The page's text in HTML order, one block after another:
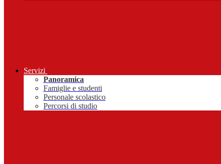
Servizi
Panoramica
Famiglie e studenti
Personale scolastico
Percorsi di studio